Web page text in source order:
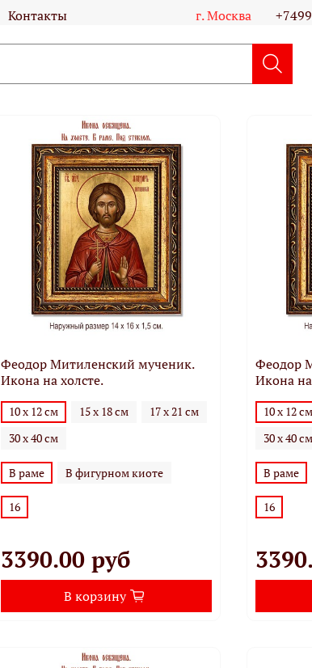
Контакты г. Москва
Феодор Митиленский мученик.
Икона на холсте.
10 х 12 см 15 х 18 см
17 х 21 см
30 х 40 см
В раме В фигурном киоте
16
3390.00 руб
В корзину
Феодор
Икона
10 х 12 см
30 х 40 см
В раме
16